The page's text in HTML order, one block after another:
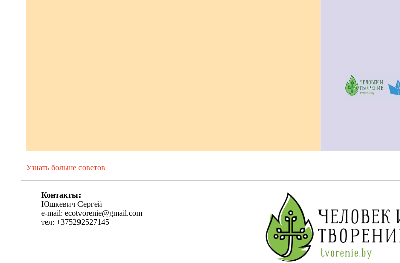
Узнать больше советов
Контакты:
Юшкевич Сергей
e-mail: ecotvorenie@gmail.com
тел: +375292527145